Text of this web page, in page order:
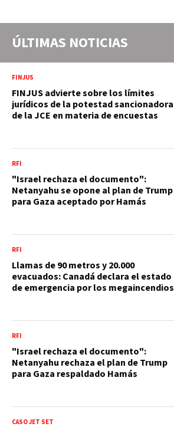
ÚLTIMAS NOTICIAS
FINJUS
FINJUS advierte sobre los límites
jurídicos de la potestad sancionadora
de la JCE en materia de encuestas
RFI
"Israel rechaza el documento":
Netanyahu se opone al plan de Trump
para Gaza aceptado por Hamás
RFI
Llamas de 90 metros y 20.000
evacuados: Canadá declara el estado
de emergencia por los megaincendios
RFI
"Israel rechaza el documento":
Netanyahu rechaza el plan de Trump
para Gaza respaldado Hamás
CASO JET SET